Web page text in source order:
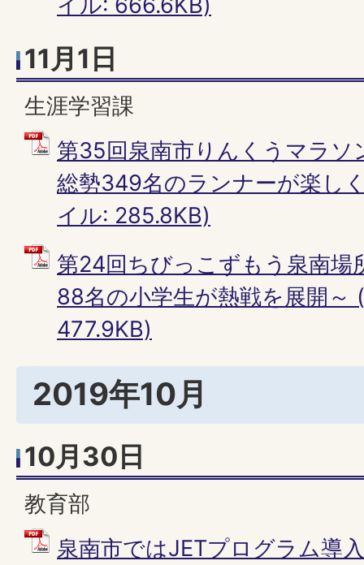
11月1日
生涯学習課
第35回泉南市りんくうマラソ
総勢349名のランナーが楽し
イル: 285.8KB)
第24回ちびっこずもう泉南場
88名の小学生が熱戦を展開～
477.9KB)
2019年10月
10月30日
教育部
泉南市ではJETプログラム導